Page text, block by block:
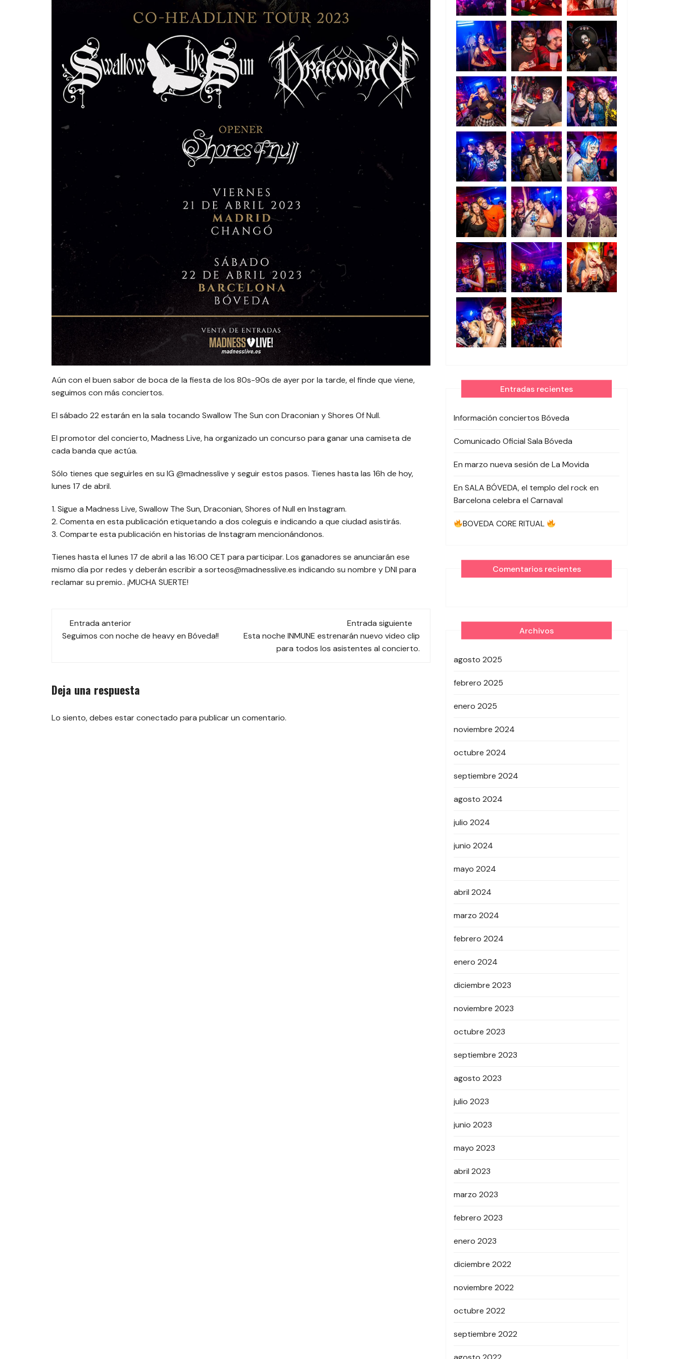
Aún con el buen sabor de boca de la fiesta de los 80s-90s de ayer por la tarde, el finde que viene,
seguimos con más conciertos.
El sábado 22 estarán en la sala tocando Swallow The Sun con Draconian y Shores Of Null.
El promotor del concierto, Madness Live, ha organizado un concurso para ganar una camiseta de
cada banda que actúa.
Sólo tienes que seguirles en su IG @madnesslive y seguir estos pasos. Tienes hasta las 16h de hoy,
lunes 17 de abril.
1. Sigue a Madness Live, Swallow The Sun, Draconian, Shores of Null en Instagram.
2. Comenta en esta publicación etiquetando a dos coleguis e indicando a que ciudad asistirás.
3. Comparte esta publicación en historias de Instagram mencionándonos.
Tienes hasta el lunes 17 de abril a las 16:00 CET para participar. Los ganadores se anunciarán ese
mismo día por redes y deberán escribir a sorteos@madnesslive.es indicando su nombre y DNI para
reclamar su premio.. ¡MUCHA SUERTE!
Navegación
de
entradas
Entrada anterior
Seguimos con noche de heavy en Bóveda!!
Entrada siguiente
Esta noche INMUNE estrenarán nuevo video clip
para todos los asistentes al concierto.
Deja una respuesta
Lo siento, debes estarconectado para publicar un comentario.
Entradas recientes
Información conciertos Bóveda
Comunicado Oficial Sala Bóveda
En marzo nueva sesión de La Movida
En SALA BÓVEDA, el templo del rock en
Barcelona celebra el Carnaval
BOVEDA CORE RITUAL
Comentarios recientes
Archivos
agosto 2025
febrero 2025
enero 2025
noviembre 2024
octubre 2024
septiembre 2024
agosto 2024
julio 2024
junio 2024
mayo 2024
abril 2024
marzo 2024
febrero 2024
enero 2024
diciembre 2023
noviembre 2023
octubre 2023
septiembre 2023
agosto 2023
julio 2023
junio 2023
mayo 2023
abril 2023
marzo 2023
febrero 2023
enero 2023
diciembre 2022
noviembre 2022
octubre 2022
septiembre 2022